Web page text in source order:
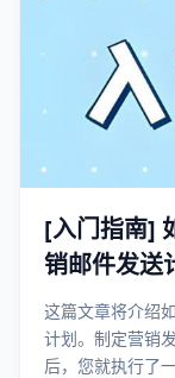
[入门指南]
销邮件发送
这篇文章将介绍
计划。制定营销
后，您就执行了